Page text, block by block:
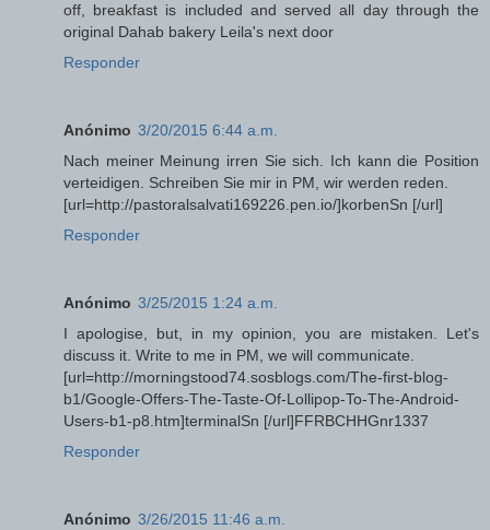
off, breakfast is included and served all day through the
original Dahab bakery Leila's next door
Responder
Anónimo 3/20/2015 6:44 a.m.
Nach meiner Meinung irren Sie sich. Ich kann die Position
verteidigen. Schreiben Sie mir in PM, wir werden reden.
[url=http://pastoralsalvati169226.pen.io/]korbenSn [/url]
Responder
Anónimo 3/25/2015 1:24 a.m.
I apologise, but, in my opinion, you are mistaken. Let's
discuss it. Write to me in PM, we will communicate.
[url=http://morningstood74.sosblogs.com/The-first-blog-
b1/Google-Offers-The-Taste-Of-Lollipop-To-The-Android-
Users-b1-p8.htm]terminalSn [/url]FFRBCHHGnr1337
Responder
Anónimo 3/26/2015 11:46 a.m.